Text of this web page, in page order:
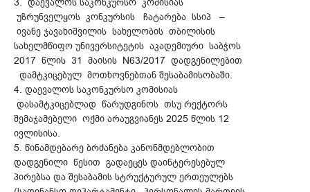
უზრუნველყოს კონკურსის ჩატარება სსიპ –
ივანე ჯავახიშვილის სახელობის თბილისის
სახელმწიფო უნივერსიტეტის აკადემიური საბჭოს
2017 წლის 31 მაისის N63/2017 დადგენილებით
დამტკიცებულ მოთხოვნებთან შესაბამისობაში.
4. დაევალოს საკონკურსო კომისიას
დასამტკიცებლად წარუდგინოს თსუ რექტორს
შემაჯამებელი ოქმი არაუგვიანეს 2025 წლის 12
ივლისისა.
5. წინამდებარე ბრძანება კანონმდებლობით
დადგენილი წესით გადაეცეს დაინტერესებულ
პირებსა და შესაბამის სტრუქტურულ ერთეულებს